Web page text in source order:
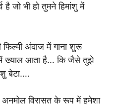
जो भी हो तुमने हिमांशु में
अंदाज में गाना शुरू
ख्याल आता है… कि जैसे तुझे
बेटा….
अनमोल विरासत के रूप में हमेशा